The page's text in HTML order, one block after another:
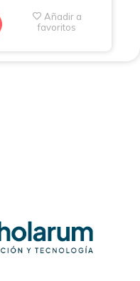
Añadir a
favoritos